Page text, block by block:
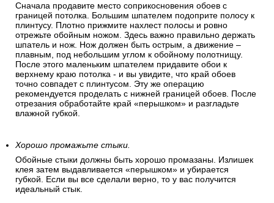
Сначала продавите место соприкосновения обоев с
границей потолка. Большим шпателем подоприте полосу к
плинтусу. Плотно прижмите нахлест полосы и ровно
отрежьте обойным ножом. Здесь важно правильно держать
шпатель и нож. Нож должен быть острым, а движение –
плавным, под небольшим углом к обойному полотнищу.
После этого маленьким шпателем придавите обои к
верхнему краю потолка - и вы увидите, что край обоев
точно совпадет с плинтусом. Эту же операцию
рекомендуется проделать с нижней границей обоев. После
отрезания обработайте край «перышком» и разгладьте
влажной губкой.
Хорошо промажьте стыки.
Обойные стыки должны быть хорошо промазаны. Излишек
клея затем выдавливается «перышком» и убирается
губкой. Если вы все сделали верно, то у вас получится
идеальный стык.